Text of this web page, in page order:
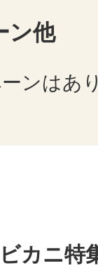
ン他
ンはあ
カニ特